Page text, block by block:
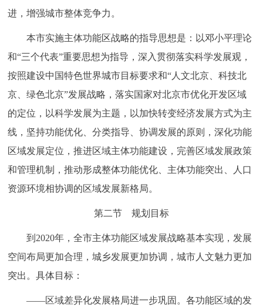
进，增强城市整体竞争力。
本市实施主体功能区战略的指导思想是：以邓小平理论
和“三个代表”重要思想为指导，深入贯彻落实科学发展观，
按照建设中国特色世界城市目标要求和“人文北京、科技北
京、绿色北京”发展战略，落实国家对北京市优化开发区域
的定位，以科学发展为主题，以加快转变经济发展方式为主
线，坚持功能优化、分类指导、协调发展的原则，深化功能
区域发展定位，推进区域主体功能建设，完善区域发展政策
和管理机制，推动形成整体功能优化、主体功能突出、人口
资源环境相协调的区域发展新格局。
第二节 规划目标
到2020年，全市主体功能区域发展战略基本实现，发展
空间布局更加合理，城乡发展更加协调，城市人文魅力更加
突出。具体目标：
——区域差异化发展格局进一步巩固。各功能区域的发